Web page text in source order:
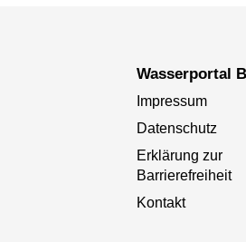
Wasserportal
Impressum
Datenschutz
Erklärung zur
Barrierefreiheit
Kontakt